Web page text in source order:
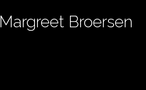
Margreet Broersen